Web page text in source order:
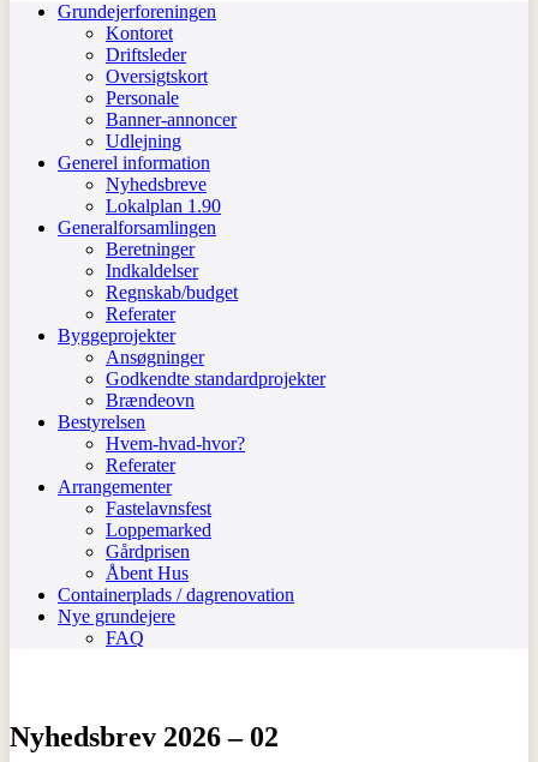
Grundejerforeningen
Kontoret
Driftsleder
Oversigtskort
Personale
Banner-annoncer
Udlejning
Generel information
Nyhedsbreve
Lokalplan 1.90
Generalforsamlingen
Beretninger
Indkaldelser
Regnskab/budget
Referater
Byggeprojekter
Ansøgninger
Godkendte standardprojekter
Brændeovn
Bestyrelsen
Hvem-hvad-hvor?
Referater
Arrangementer
Fastelavnsfest
Loppemarked
Gårdprisen
Åbent Hus
Containerplads / dagrenovation
Nye grundejere
FAQ
Nyhedsbrev 2026 – 02